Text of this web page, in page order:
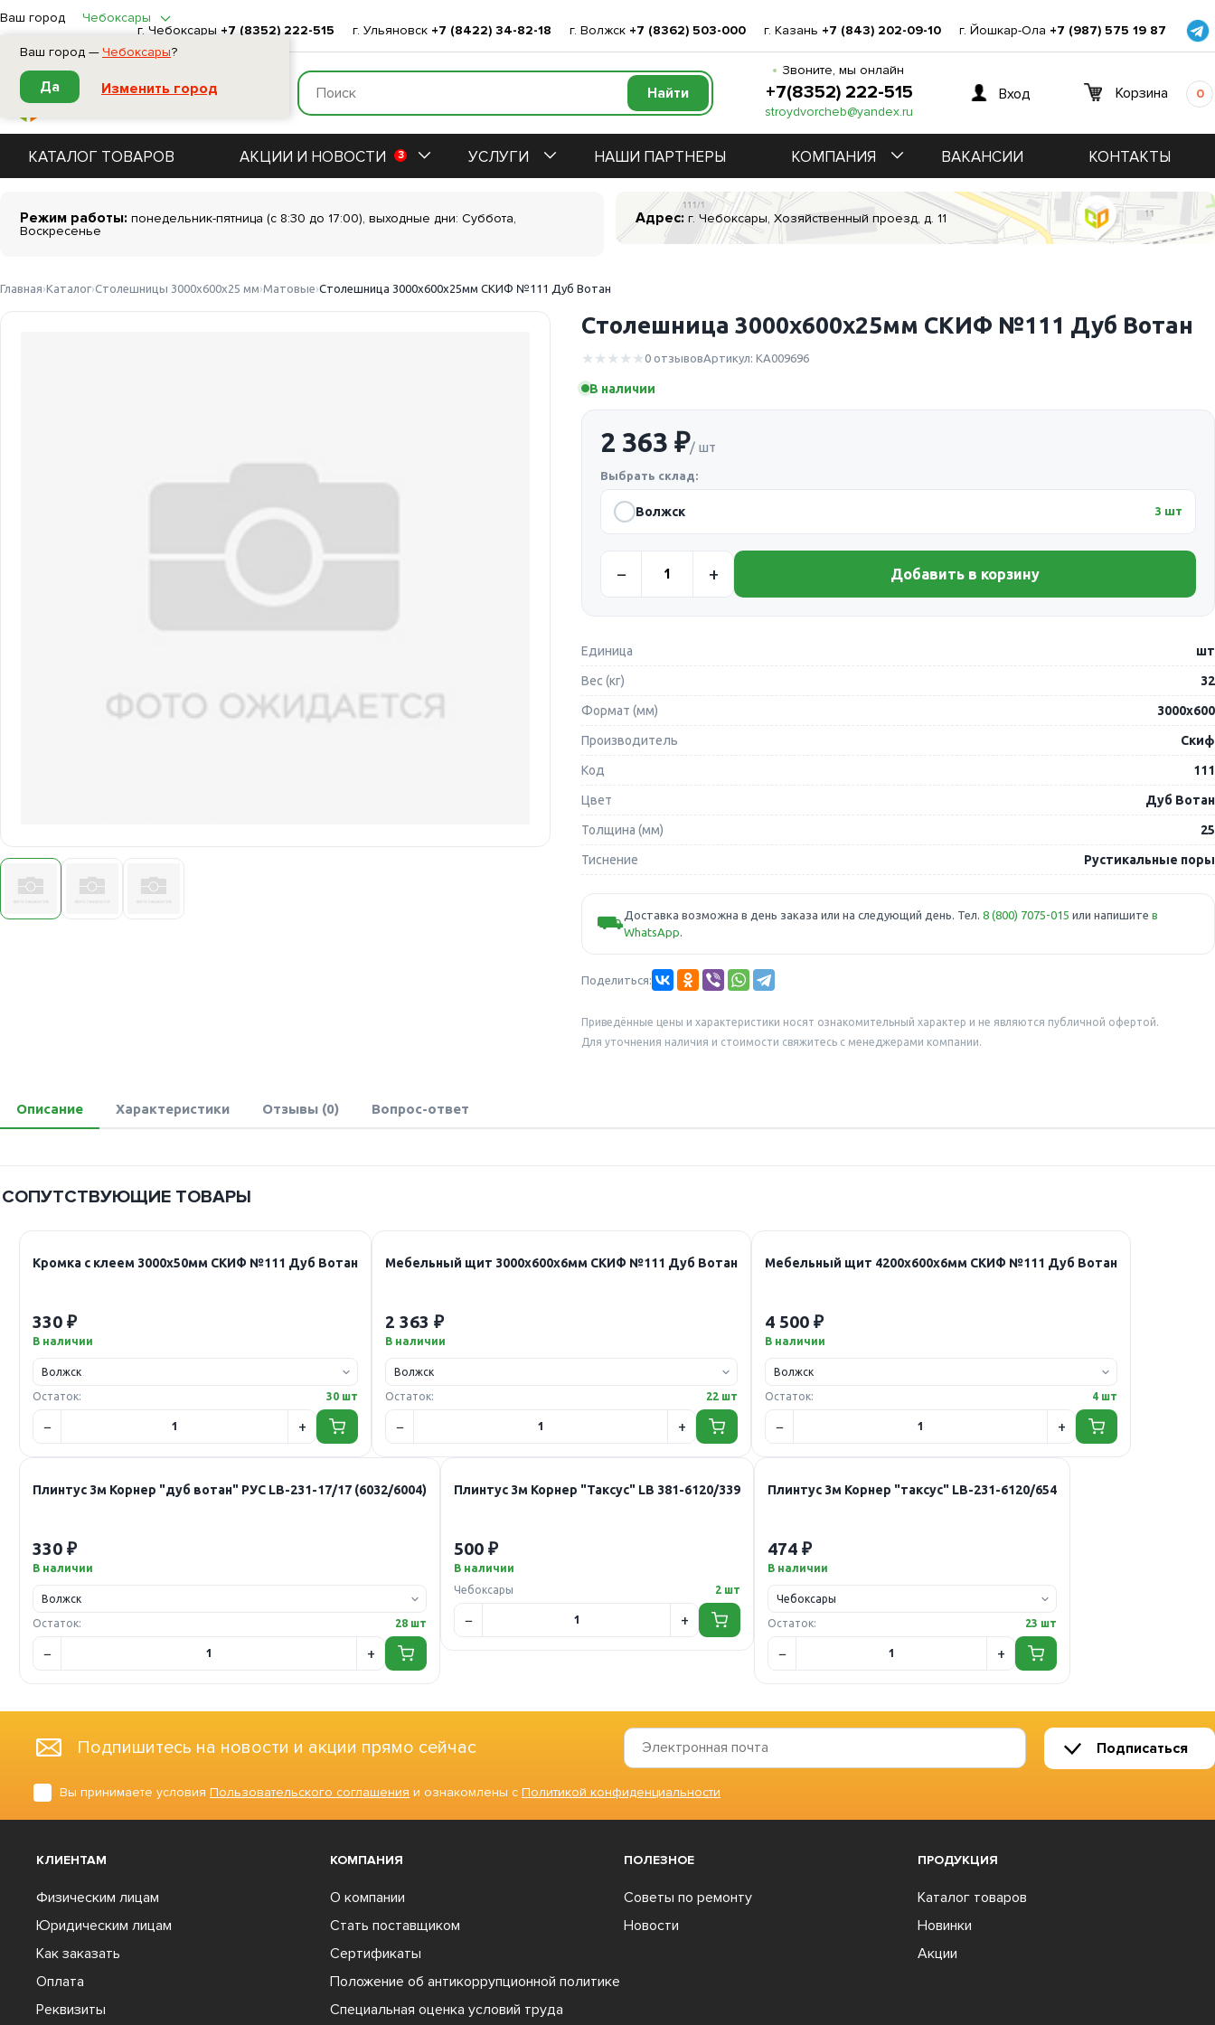
Ваш город —Чебоксары?
Да Изменить город
Ваш город
Чебоксары
г. Чебоксары +7 (8352) 222-515 г. Ульяновск +7 (8422) 34-82-18 г. Волжск +7 (8362) 503-000 г. Казань +7 (843) 202-09-10 г. Йошкар-Ола +7 (987) 575 19 87
Звоните, мы онлайн
+7(8352) 222-515
stroydvorcheb@yandex.ru
Вход Корзина 0
КАТАЛОГ ТОВАРОВ АКЦИИ И НОВОСТИ 3 УСЛУГИ НАШИ ПАРТНЕРЫ КОМПАНИЯ ВАКАНСИИ КОНТАКТЫ
Режим работы: понедельник-пятница (с 8:30 до 17:00), выходные дни: Суббота,
Воскресенье
Адрес: г. Чебоксары, Хозяйственный проезд, д. 11
Главная Каталог Столешницы 3000х600х25 мм Матовые Столешница 3000х600х25мм СКИФ №111 Дуб Вотан
Столешница 3000х600х25мм СКИФ №111 Дуб Вотан
0 отзывовАртикул: КА009696
В наличии
2 363 ₽/ шт
Выбрать склад:
Волжск 3 шт
Добавить в корзину
Единица шт
Вес (кг) 32
Формат (мм) 3000х600
Производитель Скиф
Код 111
Цвет Дуб Вотан
Толщина (мм) 25
Тиснение Рустикальные поры
⛟Доставка возможна в день заказа или на следующий день. Тел.8 (800) 7075-015 или напишитев
WhatsApp
Поделиться:
Приведённые цены и характеристики носят ознакомительный характер и не являются публичной офертой.
Для уточнения наличия и стоимости свяжитесь с менеджерами компании.
Описание Характеристики Отзывы (0) Вопрос-ответ
СОПУТСТВУЮЩИЕ ТОВАРЫ
Кромка с клеем 3000х50мм СКИФ №111 Дуб Вотан
330 ₽
В наличии
Остаток: 30 шт
Мебельный щит 3000х600х6мм СКИФ №111 Дуб Вотан
2 363 ₽
В наличии
Остаток: 22 шт
Мебельный щит 4200х600х6мм СКИФ №111 Дуб Вотан
4 500 ₽
В наличии
Остаток: 4 шт
Плинтус 3м Корнер "дуб вотан" РУС LB-231-17/17 (6032/6004)
330 ₽
В наличии
Остаток: 28 шт
Плинтус 3м Корнер "Таксус" LB 381-6120/339
500 ₽
В наличии
Чебоксары
2 шт
Плинтус 3м Корнер "таксус" LB-231-6120/654
474 ₽
В наличии
Остаток: 23 шт
Подпишитесь на новости и акции прямо сейчас Подписаться
Вы принимаете условия Пользовательского соглашения и ознакомлены с Политикой конфиденциальности
КЛИЕНТАМ
Физическим лицам
Юридическим лицам
Как заказать
Оплата
Реквизиты
КОМПАНИЯ
О компании
Стать поставщиком
Сертификаты
Положение об антикоррупционной политике
Специальная оценка условий труда
ПОЛЕЗНОЕ
Советы по ремонту
Новости
ПРОДУКЦИЯ
Каталог товаров
Новинки
Акции